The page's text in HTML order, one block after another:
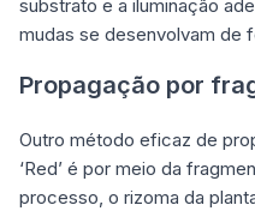
substrato e a iluminação
mudas se desenvolvam de
Propagação por
Outro método eficaz de
‘Red’ é por meio da
processo, o rizoma da